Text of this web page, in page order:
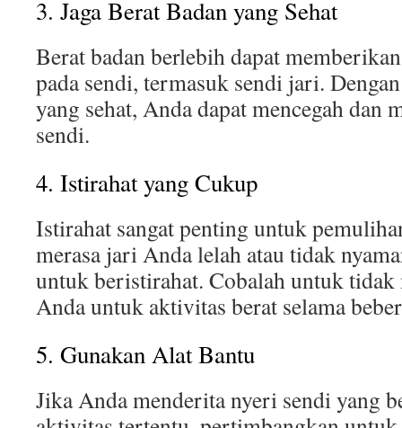
3. Jaga Berat Badan yang Sehat
Berat badan berlebih dapat
pada sendi, termasuk sendi jari.
yang sehat, Anda dapat mencegah
sendi.
4. Istirahat yang Cukup
Istirahat sangat penting untuk
merasa jari Anda lelah atau tidak
untuk beristirahat. Cobalah untuk
Anda untuk aktivitas berat selama
5. Gunakan Alat Bantu
Jika Anda menderita nyeri sendi yang